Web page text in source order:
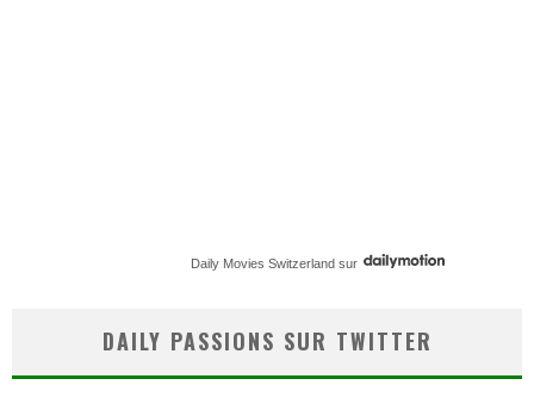
Daily Movies Switzerland sur
DAILY PASSIONS SUR TWITTER